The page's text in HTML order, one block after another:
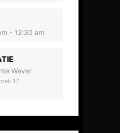
- 12:30 am
Wever
17